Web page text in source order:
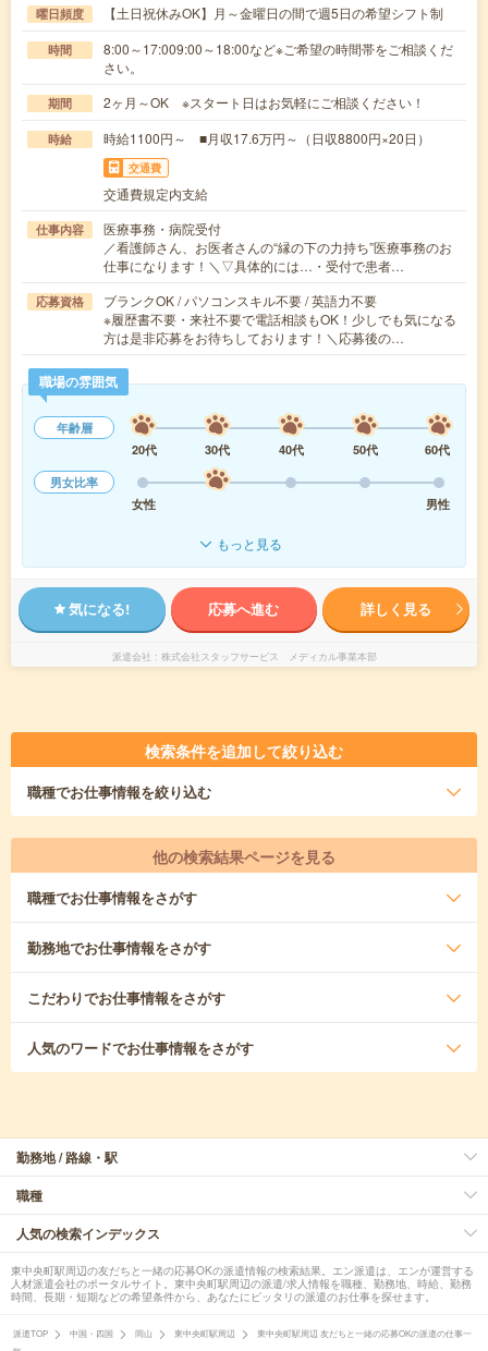
曜日頻度 【土日祝休みOK】月～金曜日の間で週5日の希望シフト制
時間
8:00～17:009:00～18:00など※ご希望の時間帯をご相談くだ
さい。
期間 2ヶ月～OK ※スタート日はお気軽にご相談ください！
時給 時給1100円～ ■月収17.6万円～（日収8800円×20日）
交通費
交通費規定内支給
仕事内容
医療事務・病院受付
／看護師さん、お医者さんの“縁の下の力持ち”医療事務のお
仕事になります！＼▽具体的には…・受付で患者…
応募資格
ブランクOK / パソコンスキル不要 / 英語力不要
※履歴書不要・来社不要で電話相談もOK！少しでも気になる
方は是非応募をお待ちしております！＼応募後の…
職場の雰囲気
年齢層
20代
30代 40代 50代
60代
男女比率
女性
男性
もっと見る
気になる! 応募へ進む 詳しく見る
派遣会社 株式会社スタッフサービス メディカル事業本部
検索条件を追加して絞り込む
職種でお仕事情報を絞り込む
他の検索結果ページを見る
職種でお仕事情報をさがす
勤務地でお仕事情報をさがす
こだわりでお仕事情報をさがす
人気のワードでお仕事情報をさがす
勤務地 / 路線・駅
職種
人気の検索インデックス
東中央町駅周辺の友だちと一緒の応募OKの派遣情報の検索結果。エン派遣は、エンが運営する
人材派遣会社のポータルサイト。東中央町駅周辺の派遣/求人情報を職種、勤務地、時給、勤務
時間、長期・短期などの希望条件から、あなたにピッタリの派遣のお仕事を探せます。
派遣TOP 中国・四国 岡山 東中央町駅周辺
東中央町駅周辺 友だちと一緒の応募OKの派遣の仕事一